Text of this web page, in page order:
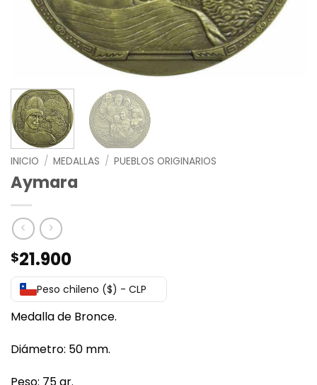
INICIO / MEDALLAS / PUEBLOS ORIGINARIOS
Aymara
$21.900
Peso chileno ($) - CLP
Medalla de Bronce.
Diámetro: 50 mm.